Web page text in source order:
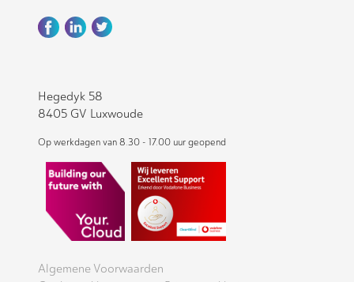
Hegedyk 58
8405 GV Luxwoude
Op werkdagen van 8.30 - 17.00 uur geopend
Algemene Voorwaarden